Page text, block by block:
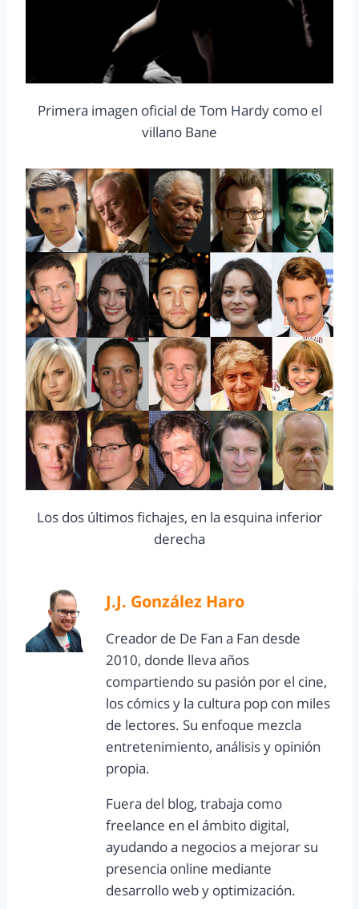
Primera imagen oficial de Tom Hardy como el
villano Bane
Los dos últimos fichajes, en la esquina inferior
derecha
J.J. González Haro
Creador de De Fan a Fan desde
2010, donde lleva años
compartiendo su pasión por el cine,
los cómics y la cultura pop con miles
de lectores. Su enfoque mezcla
entretenimiento, análisis y opinión
propia.
Fuera del blog, trabaja como
freelance en el ámbito digital,
ayudando a negocios a mejorar su
presencia online mediante
desarrollo web y optimización.